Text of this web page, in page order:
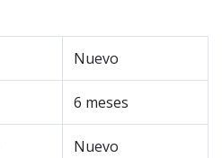
Nuevo
6 meses
Nuevo